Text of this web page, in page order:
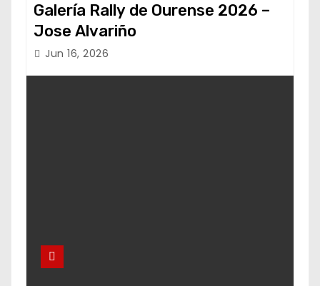
Galería Rally de Ourense 2026 –
Jose Alvariño
Jun 16, 2026